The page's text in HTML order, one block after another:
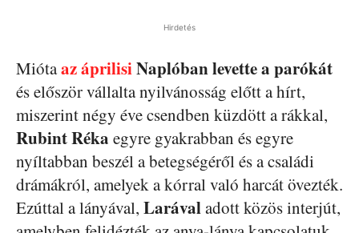
Hirdetés
Miótaaz áprilisiNaplóban levette a parókát
és először vállalta nyilvánosság előtt a hírt,
miszerint négy éve csendben küzdött a rákkal,
Rubint Réka egyre gyakrabban és egyre
nyíltabban beszél a betegségéről és a családi
drámákról, amelyek a kórral való harcát övezték.
Ezúttal a lányával, Larávaladott közös interjút,